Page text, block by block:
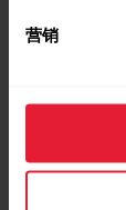
营销